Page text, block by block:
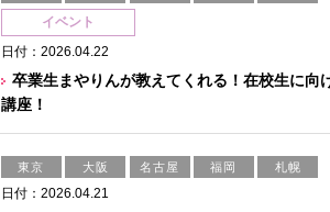
イベント
日付：2026.04.22
卒業生まやりんが教えてくれる！在校生に
講座！
東京 大阪 名古屋 福岡 札幌
日付：2026.04.21